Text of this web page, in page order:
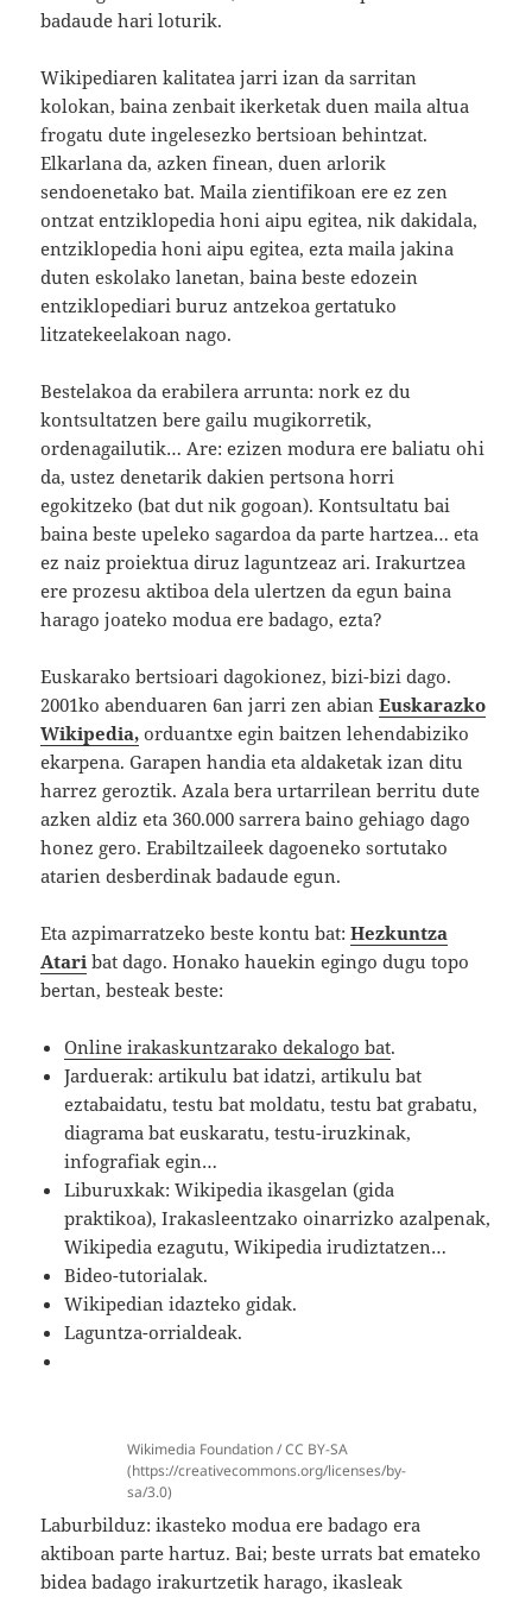
badaude hari loturik.
Wikipediaren kalitatea jarri izan da sarritan
kolokan, baina zenbait ikerketak duen maila altua
frogatu dute ingelesezko bertsioan behintzat.
Elkarlana da, azken finean, duen arlorik
sendoenetako bat. Maila zientifikoan ere ez zen
ontzat entziklopedia honi aipu egitea, nik dakidala,
entziklopedia honi aipu egitea, ezta maila jakina
duten eskolako lanetan, baina beste edozein
entziklopediari buruz antzekoa gertatuko
litzatekeelakoan nago.
Bestelakoa da erabilera arrunta: nork ez du
kontsultatzen bere gailu mugikorretik,
ordenagailutik… Are: ezizen modura ere baliatu ohi
da, ustez denetarik dakien pertsona horri
egokitzeko (bat dut nik gogoan). Kontsultatu bai
baina beste upeleko sagardoa da parte hartzea… eta
ez naiz proiektua diruz laguntzeaz ari. Irakurtzea
ere prozesu aktiboa dela ulertzen da egun baina
harago joateko modua ere badago, ezta?
Euskarako bertsioari dagokionez, bizi-bizi dago.
2001ko abenduaren 6an jarri zen abianEuskarazko
Wikipedia, orduantxe egin baitzen lehendabiziko
ekarpena. Garapen handia eta aldaketak izan ditu
harrez geroztik. Azala bera urtarrilean berritu dute
azken aldiz eta 360.000 sarrera baino gehiago dago
honez gero. Erabiltzaileek dagoeneko sortutako
atarien desberdinak badaude egun.
Eta azpimarratzeko beste kontu bat:Hezkuntza
Atari bat dago. Honako hauekin egingo dugu topo
bertan, besteak beste:
Online irakaskuntzarako dekalogo bat.
Jarduerak: artikulu bat idatzi, artikulu bat
eztabaidatu, testu bat moldatu, testu bat grabatu,
diagrama bat euskaratu, testu-iruzkinak,
infografiak egin…
Liburuxkak: Wikipedia ikasgelan (gida
praktikoa), Irakasleentzako oinarrizko azalpenak,
Wikipedia ezagutu, Wikipedia irudiztatzen…
Bideo-tutorialak.
Wikipedian idazteko gidak.
Laguntza-orrialdeak.
Wikimedia Foundation / CC BY-SA
(https://creativecommons.org/licenses/by-
sa/3.0)
Laburbilduz: ikasteko modua ere badago era
aktiboan parte hartuz. Bai; beste urrats bat emateko
bidea badago irakurtzetik harago, ikasleak